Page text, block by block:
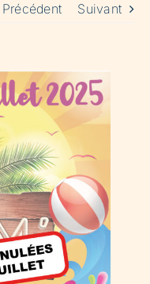
Précédent Suivant